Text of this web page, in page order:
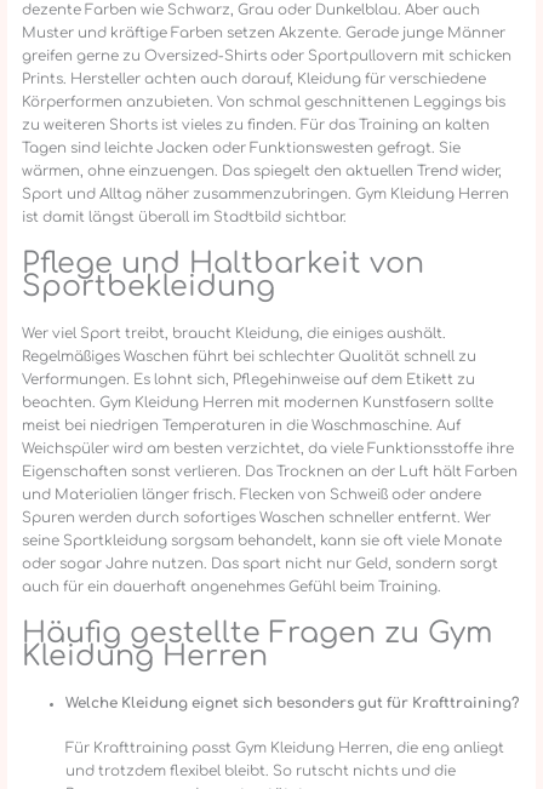
dezente Farben wie Schwarz, Grau oder Dunkelblau. Aber auch
Muster und kräftige Farben setzen Akzente. Gerade junge Männer
greifen gerne zu Oversized-Shirts oder Sportpullovern mit schicken
Prints. Hersteller achten auch darauf, Kleidung für verschiedene
Körperformen anzubieten. Von schmal geschnittenen Leggings bis
zu weiteren Shorts ist vieles zu finden. Für das Training an kalten
Tagen sind leichte Jacken oder Funktionswesten gefragt. Sie
wärmen, ohne einzuengen. Das spiegelt den aktuellen Trend wider,
Sport und Alltag näher zusammenzubringen. Gym Kleidung Herren
ist damit längst überall im Stadtbild sichtbar.
Pflege und Haltbarkeit von
Sportbekleidung
Wer viel Sport treibt, braucht Kleidung, die einiges aushält.
Regelmäßiges Waschen führt bei schlechter Qualität schnell zu
Verformungen. Es lohnt sich, Pflegehinweise auf dem Etikett zu
beachten. Gym Kleidung Herren mit modernen Kunstfasern sollte
meist bei niedrigen Temperaturen in die Waschmaschine. Auf
Weichspüler wird am besten verzichtet, da viele Funktionsstoffe ihre
Eigenschaften sonst verlieren. Das Trocknen an der Luft hält Farben
und Materialien länger frisch. Flecken von Schweiß oder andere
Spuren werden durch sofortiges Waschen schneller entfernt. Wer
seine Sportkleidung sorgsam behandelt, kann sie oft viele Monate
oder sogar Jahre nutzen. Das spart nicht nur Geld, sondern sorgt
auch für ein dauerhaft angenehmes Gefühl beim Training.
Häufig gestellte Fragen zu Gym
Kleidung Herren
Welche Kleidung eignet sich besonders gut für Krafttraining?
Für Krafttraining passt Gym Kleidung Herren, die eng anliegt
und trotzdem flexibel bleibt. So rutscht nichts und die